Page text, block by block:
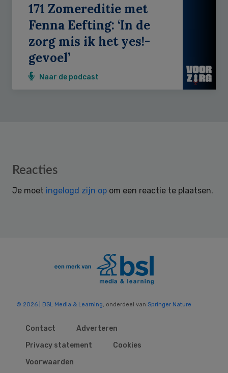
171 Zomereditie met
Fenna Eefting: ‘In de
zorg mis ik het yes!-
gevoel’
Naar de podcast
Reader
Reacties
Je moet ingelogd zijn op om een reactie te plaatsen.
© 2026 | BSL Media & Learning, onderdeel van Springer Nature
Contact
Adverteren
Privacy statement
Cookies
Voorwaarden